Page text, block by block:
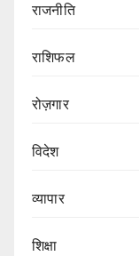
राजनीति
राशिफल
रोज़गार
विदेश
व्यापार
शिक्षा